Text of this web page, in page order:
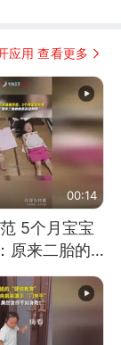
应用 查看更多
00:14
5个月宝宝
原来二胎的